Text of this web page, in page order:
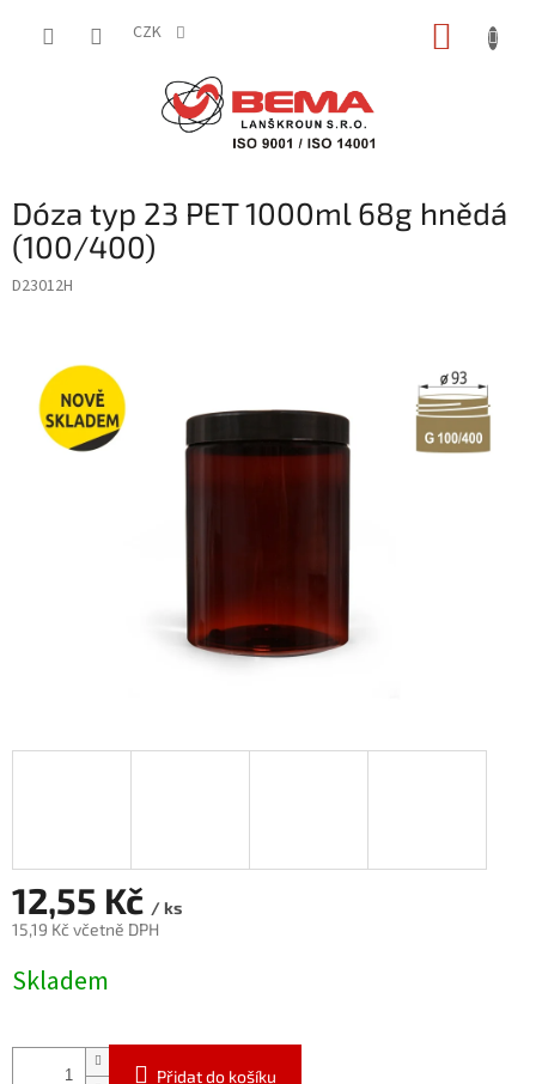
CZK
Dóza typ 23 PET 1000ml 68g hnědá
(100/400)
D23012H
12,55 Kč / ks
15,19 Kč včetně DPH
cena:
Skladem
Přidat do košíku